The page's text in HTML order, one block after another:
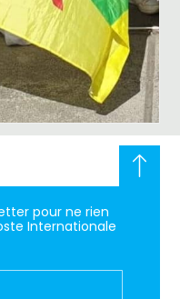
pour ne rien
Internationale